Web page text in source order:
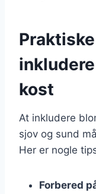
kost
At inkludere
sjov og sund
Her er nogle
Forbered